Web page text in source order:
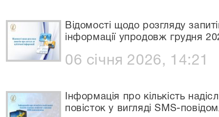
Відомості щодо розгляду
інформації упродовж грудня
06 січня 2026, 14:21
Інформація про кількість
повісток у вигляді SMS-